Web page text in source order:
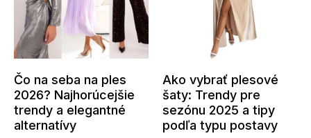
Čo na seba na ples
2026? Najhorúcejšie
trendy a elegantné
alternatívy
Ako vybrať plesové
šaty: Trendy pre
sezónu 2025 a tipy
podľa typu postavy